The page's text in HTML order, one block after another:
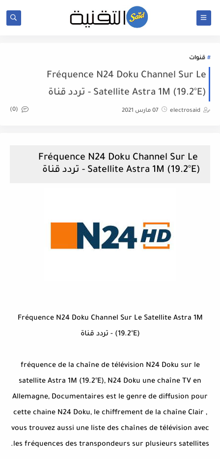
قنوات
Fréquence N24 Doku Channel Sur Le
Satellite Astra 1M (19.2°E) - تردد قناة
electrosaid 07 مارس 2021 (0)
Fréquence N24 Doku Channel Sur Le
Satellite Astra 1M (19.2°E) - تردد قناة
Fréquence N24 Doku Channel Sur Le Satellite Astra 1M
(19.2°E) - تردد قناة
fréquence de la chaîne de télévision N24 Doku sur le
satellite Astra 1M (19.2°E), N24 Doku une chaîne TV en
Allemagne, Documentaires est le genre de diffusion pour
cette chaine N24 Doku, le chiffrement de la chaîne Clair ,
vous trouvez aussi une liste des chaînes de télévision avec
les fréquences des transpondeurs sur plusieurs satellites.